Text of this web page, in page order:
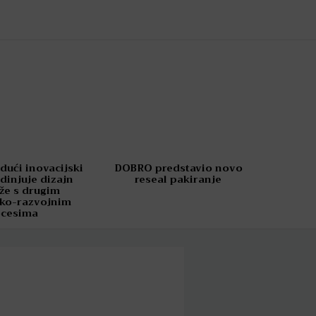
inovacijski
dizajn
s drugim
razvojnim
DOBRO predstavio novo
reseal pakiranje